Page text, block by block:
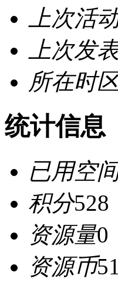
上次活
上次发
所在时
统计信息
已用空
积分528
资源量0
资源币